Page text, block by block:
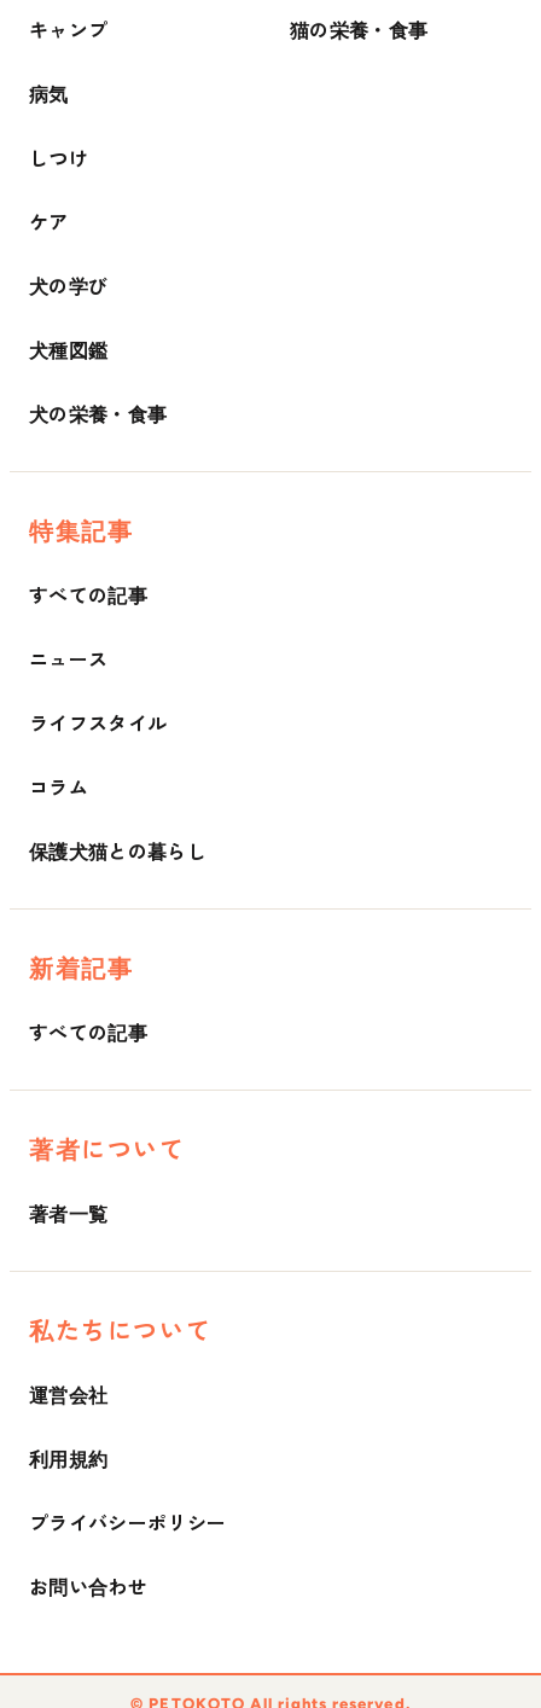
キャンプ
病気
しつけ
ケア
犬の学び
犬種図鑑
犬の栄養・食事
猫の栄養・食事
特集記事
すべての記事
ニュース
ライフスタイル
コラム
保護犬猫との暮らし
新着記事
すべての記事
著者について
著者一覧
私たちについて
運営会社
利用規約
プライバシーポリシー
お問い合わせ
©︎ PETOKOTO All rights reserved.